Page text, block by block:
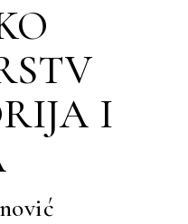
I